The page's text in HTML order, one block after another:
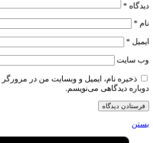
دیدگاه *
نام *
ایمیل *
وب‌ سایت
ذخیره نام، ایمیل و وبسایت من در مرورگر
دوباره دیدگاهی می‌نویسم.
بستن